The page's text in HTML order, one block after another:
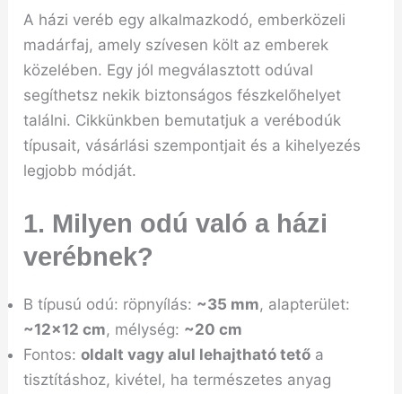
A házi veréb egy alkalmazkodó, emberközeli
madárfaj, amely szívesen költ az emberek
közelében. Egy jól megválasztott odúval
segíthetsz nekik biztonságos fészkelőhelyet
találni. Cikkünkben bemutatjuk a verébodúk
típusait, vásárlási szempontjait és a kihelyezés
legjobb módját.
1. Milyen odú való a házi
verébnek?
B típusú odú: röpnyílás: ~35 mm, alapterület:
~12×12 cm, mélység: ~20 cm
Fontos:oldalt vagy alul lehajtható tető a
tisztításhoz, kivétel, ha természetes anyag